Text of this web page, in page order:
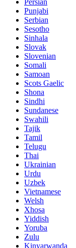
Punjabi
Serbian
Sesotho
Sinhala
Slovak
Slovenian
Somali
Samoan
Scots Gaelic
Shona
Sindhi
Sundanese
Swahili
Tajik
Tamil
Telugu
Thai
Ukrainian
Urdu
Uzbek
Vietnamese
Welsh
Xhosa
Yiddish
Yoruba
Zulu
Kinyarwanda